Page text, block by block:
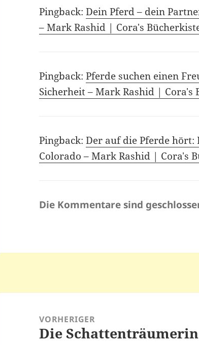
Pingback:Dein Pferd – dein
– Mark Rashid | Cora's
Pingback:Pferde suchen einen
Sicherheit – Mark Rashid | Cora's
Pingback:Der auf die Pferde hört:
Colorado – Mark Rashid | Cora's
Die Kommentare sind
VORHERIGER
Vorheriger
Die